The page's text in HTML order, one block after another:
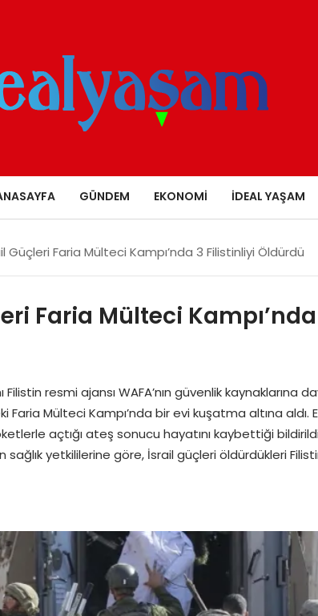
GÜNDEM EKONOMI İDEAL YAŞAM
Güçleri Faria Mülteci Kampı’nda 3 Filistinliyi Öldürdü
Faria Mülteci
Filistin resmi ajansı WAFA’nın güvenlik kaynaklarına
Faria Mülteci Kampı’nda bir evi kuşatma altına
açtığı ateş sonucu hayatını kaybettiği
sağlık yetkililerine göre, İsrail güçleri öldürdükleri